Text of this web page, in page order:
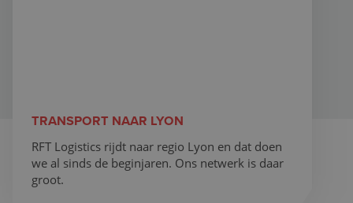
TRANSPORT NAAR LYON
RFT Logistics rijdt naar regio Lyon en dat doen
we al sinds de beginjaren. Ons netwerk is daar
groot.